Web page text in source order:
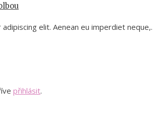
elit. Aenean eu imperdiet
přihlásit.